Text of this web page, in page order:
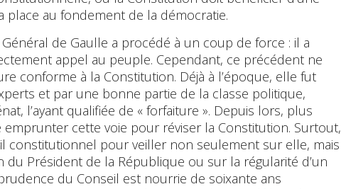
au fondement de la démocratie.
Général de Gaulle a procédé à un coup de force : il a
appel au peuple. Cependant, ce précédent ne
conforme à la Constitution. Déjà à l’époque, elle fut
et par une bonne partie de la classe politique,
l’ayant qualifiée de « forfaiture ». Depuis lors, plus
emprunter cette voie pour réviser la Constitution. Surtout,
constitutionnel pour veiller non seulement sur elle, mais
du Président de la République ou sur la régularité d’un
du Conseil est nourrie de soixante ans